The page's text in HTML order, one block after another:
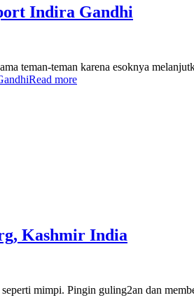
Indira Gandhi
teman-teman karena esoknya
Read more
Kashmir India
mimpi. Pingin guling2an dan